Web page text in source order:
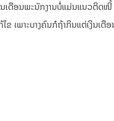
ນເດືອນພະນັກງານບໍ່ແມ່ນແນວຕິດໜີ້
ຂ ເພາະບາງຄົນກໍຖ້າກິນແຕ່ເງິນເ